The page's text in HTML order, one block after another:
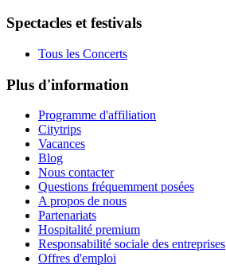
Spectacles et festivals
Tous les Concerts
Plus d'information
Programme d'affiliation
Citytrips
Vacances
Blog
Nous contacter
Questions fréquemment posées
A propos de nous
Partenariats
Hospitalité premium
Responsabilité sociale des entreprises
Offres d'emploi